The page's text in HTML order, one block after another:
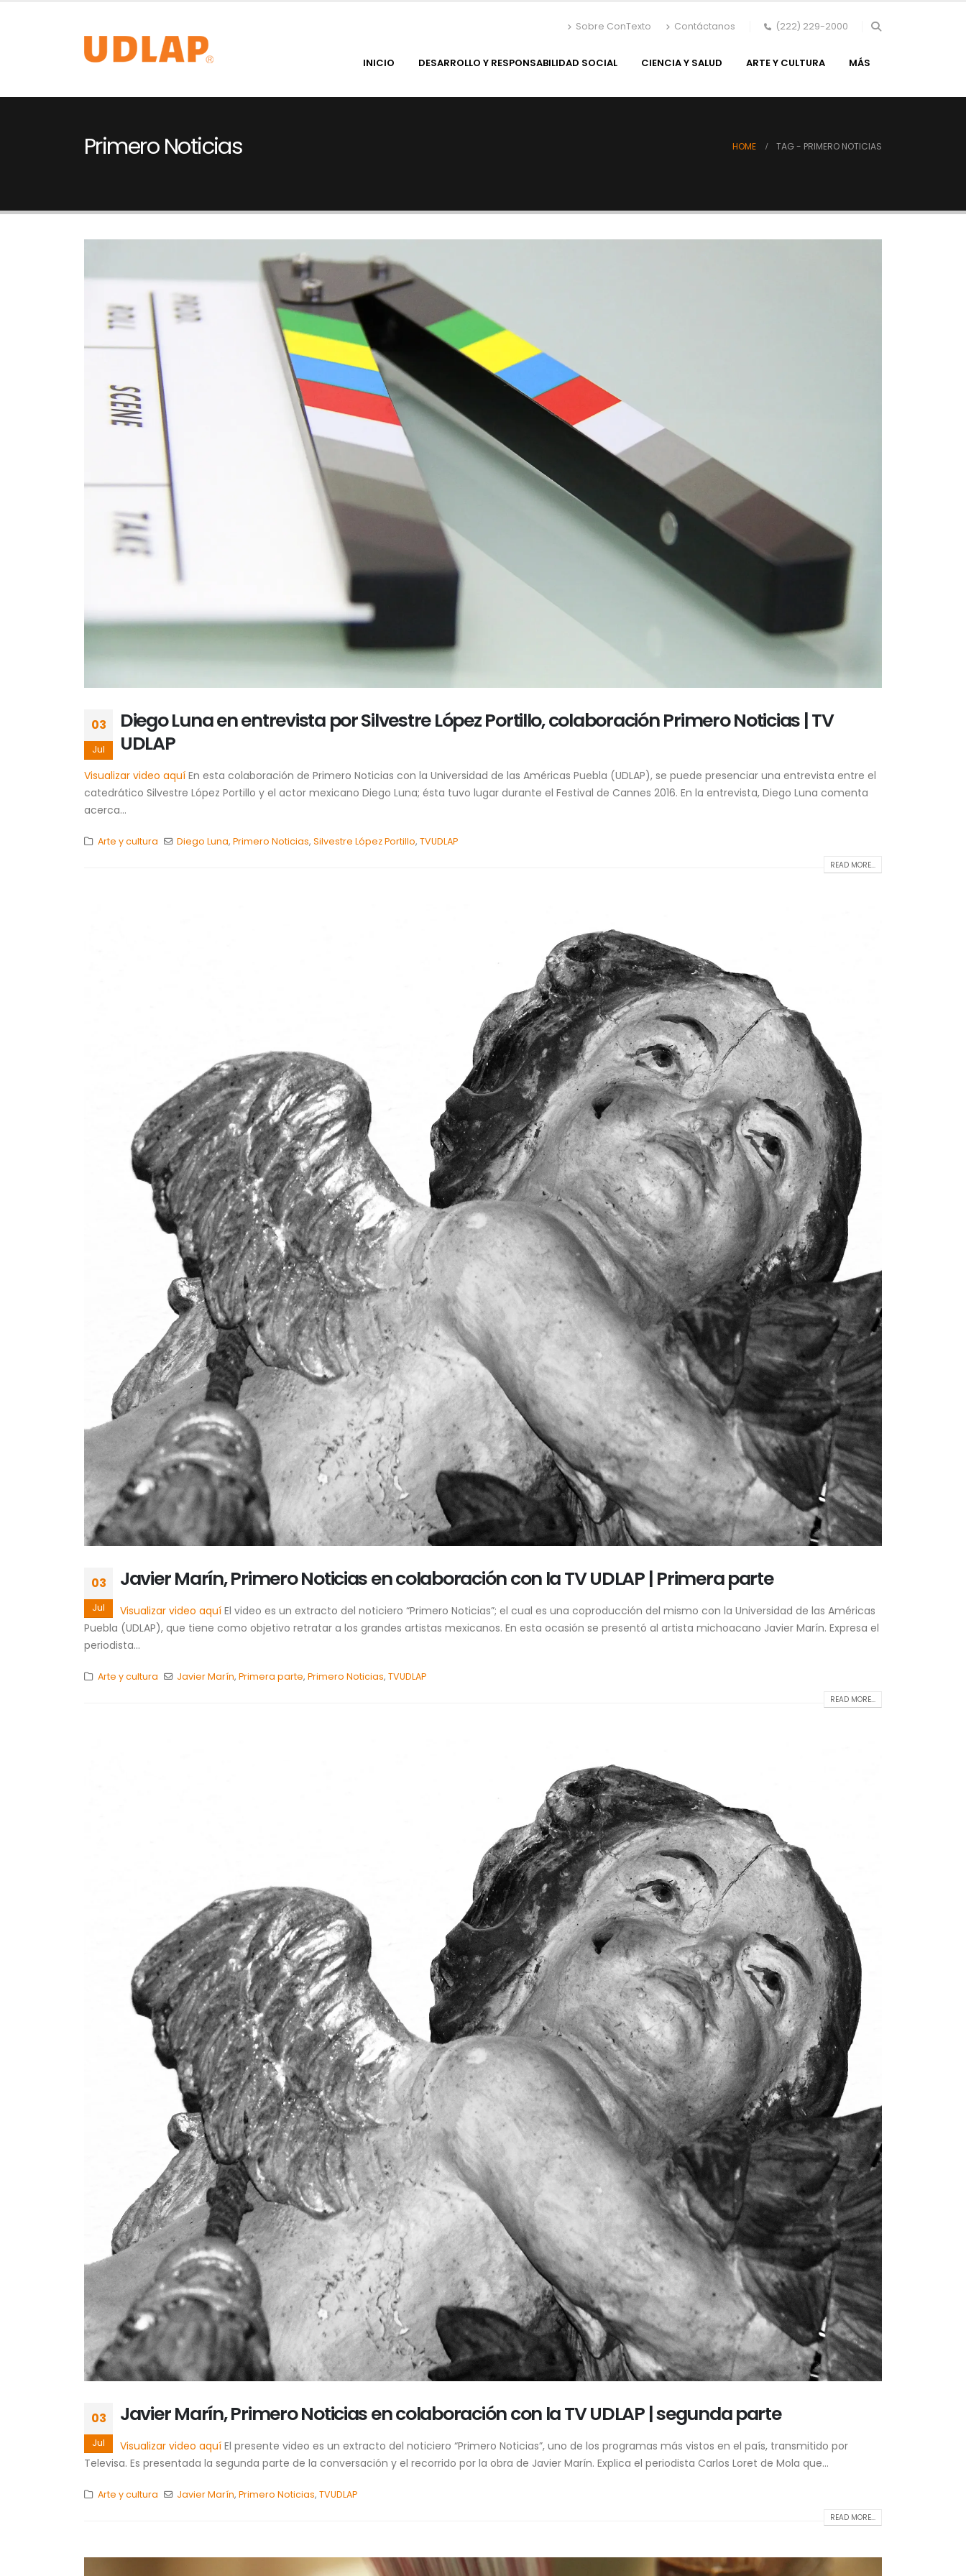
Sobre ConTexto Contáctanos (222) 229-2000
INICIO DESARROLLO Y RESPONSABILIDAD SOCIAL CIENCIA Y SALUD ARTE Y CULTURA MÁS
Primero Noticias HOME TAG - PRIMERO NOTICIAS
03
Jul
Diego Luna en entrevista por Silvestre López Portillo, colaboración Primero Noticias | TV
UDLAP
Visualizar video aquí En esta colaboración de Primero Noticias con la Universidad de las Américas Puebla (UDLAP), se puede presenciar una entrevista entre el
catedrático Silvestre López Portillo y el actor mexicano Diego Luna; ésta tuvo lugar durante el Festival de Cannes 2016. En la entrevista, Diego Luna comenta
acerca...
Arte y cultura Diego Luna,Primero Noticias,Silvestre López Portillo,TVUDLAP
READ MORE...
03
Jul
Javier Marín, Primero Noticias en colaboración con la TV UDLAP | Primera parte
Visualizar video aquí El video es un extracto del noticiero “Primero Noticias”; el cual es una coproducción del mismo con la Universidad de las Américas
Puebla (UDLAP), que tiene como objetivo retratar a los grandes artistas mexicanos. En esta ocasión se presentó al artista michoacano Javier Marín. Expresa el
periodista...
Arte y cultura Javier Marín,Primera parte,Primero Noticias,TVUDLAP
READ MORE...
03
Jul
Javier Marín, Primero Noticias en colaboración con la TV UDLAP | segunda parte
Visualizar video aquí El presente video es un extracto del noticiero “Primero Noticias”, uno de los programas más vistos en el país, transmitido por
Televisa. Es presentada la segunda parte de la conversación y el recorrido por la obra de Javier Marín. Explica el periodista Carlos Loret de Mola que...
Arte y cultura Javier Marín,Primero Noticias,TVUDLAP
READ MORE...